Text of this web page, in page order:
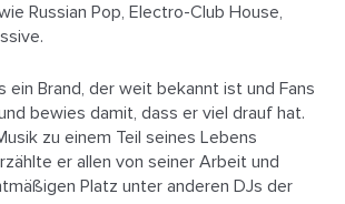
Russian Pop, Electro-Club House,
ein Brand, der weit bekannt ist und Fans
bewies damit, dass er viel drauf hat.
zu einem Teil seines Lebens
er allen von seiner Arbeit und
Platz unter anderen DJs der